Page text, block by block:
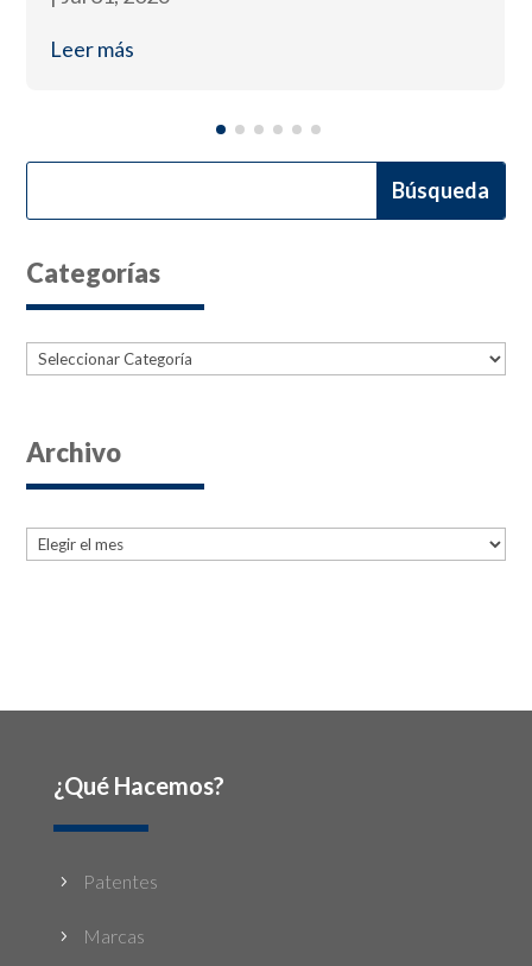
Leer más
Categorías
Categorías
Archivo
Archives
¿Qué Hacemos?
5 Patentes
5 Marcas